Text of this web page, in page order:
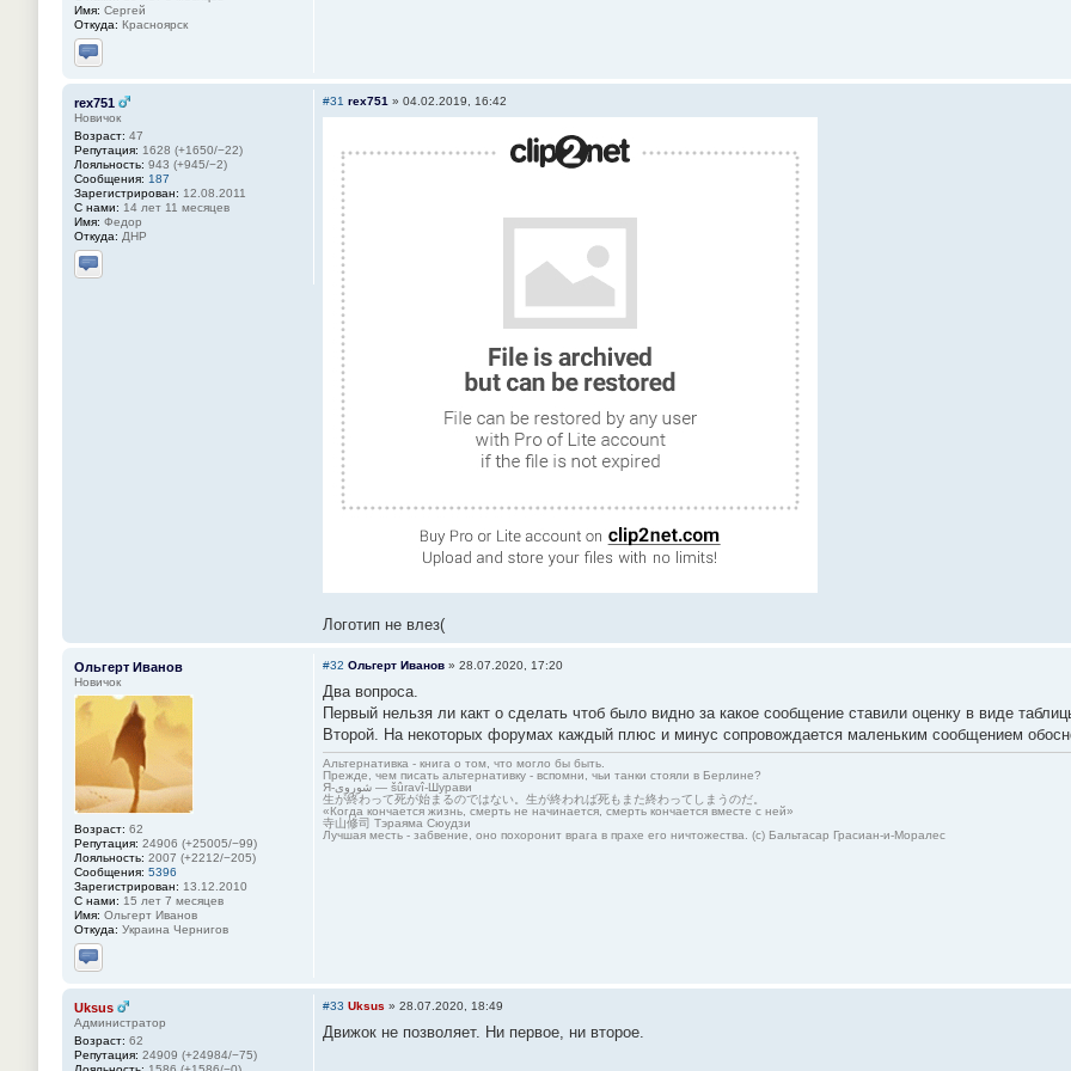
Имя: Сергей
Откуда: Красноярск
Отправить личное сообщение
rex751
Новичок
Возраст: 47
Репутация: 1628 (+1650/−22)
Лояльность: 943 (+945/−2)
Сообщения: 187
Зарегистрирован: 12.08.2011
С нами: 14 лет 11 месяцев
Имя: Федор
Откуда: ДНР
Отправить личное сообщение
#31 rex751 » 04.02.2019, 16:42
Логотип не влез(
Ольгерт Иванов
Новичок
Возраст: 62
Репутация: 24906 (+25005/−99)
Лояльность: 2007 (+2212/−205)
Сообщения: 5396
Зарегистрирован: 13.12.2010
С нами: 15 лет 7 месяцев
Имя: Ольгерт Иванов
Откуда: Украина Чернигов
Отправить личное сообщение
#32 Ольгерт Иванов » 28.07.2020, 17:20
Два вопроса.
Первый нельзя ли какт о сделать чтоб было видно за какое сообщение ставили оценку в виде
Второй. На некоторых форумах каждый плюс и минус сопровождается маленьким сообщением
Альтернативка - книга о том, что могло бы быть.
Прежде, чем писать альтернативку - вспомни, чьи танки стояли в Берлине?
Я-شوروی — šûravî-Шурави
生が終わって死が始まるのではない。生が終われば死もまた終わってしまうのだ。
«Когда кончается жизнь, смерть не начинается, смерть кончается вместе с ней»
寺山修司 Тэраяма Сюудзи
Лучшая месть - забвение, оно похоронит врага в прахе его ничтожества. (с) Бальтасар Грасиан-и-Моралес
Uksus
Администратор
Возраст: 62
Репутация: 24909 (+24984/−75)
#33 Uksus » 28.07.2020, 18:49
Движок не позволяет. Ни первое, ни второе.